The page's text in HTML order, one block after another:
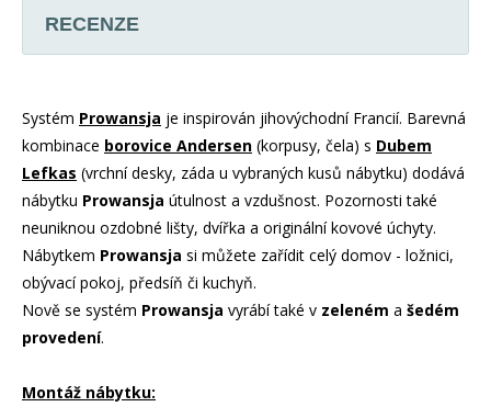
RECENZE
Systém Prowansja je inspirován jihovýchodní Francií. Barevná
kombinace borovice Andersen (korpusy, čela) s Dubem
Lefkas (vrchní desky, záda u vybraných kusů nábytku) dodává
nábytku Prowansja útulnost a vzdušnost. Pozornosti také
neuniknou ozdobné lišty, dvířka a originální kovové úchyty.
Nábytkem Prowansja si můžete zařídit celý domov - ložnici,
obývací pokoj, předsíň či kuchyň.
Nově se systém Prowansja vyrábí také v zeleném a šedém
provedení.
Montáž nábytku: